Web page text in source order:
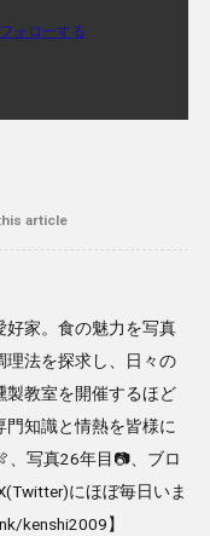
フォローする
article
好家。食の魅力を写真
理法を探求し、日々の
製教室を開催するほど
知識と情熱を皆様に
、写真26年目📷、ブロ
にほぼ毎日いま
kenshi2009】